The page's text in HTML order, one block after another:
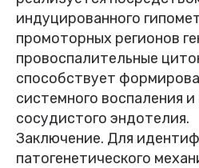
индуцированного
промоторных регионов
провоспалительные
способствует
системного воспаления
сосудистого эндотелия.
Заключение. Для
патогенетического